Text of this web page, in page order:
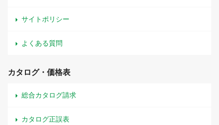
サイトポリシー
よくある質問
カタログ・価格表
総合カタログ請求
カタログ正誤表